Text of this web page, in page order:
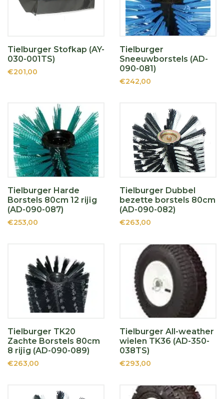
Tielburger Stofkap (AY-
030-001TS)
€201,00
Tielburger
Sneeuwborstels (AD-
090-081)
€242,00
Tielburger Harde
Borstels 80cm 12 rijïg
(AD-090-087)
€253,00
Tielburger Dubbel
bezette borstels 80cm
(AD-090-082)
€263,00
Tielburger TK20
Zachte Borstels 80cm
8 rijïg (AD-090-089)
€263,00
Tielburger All-weather
wielen TK36 (AD-350-
038TS)
€293,00